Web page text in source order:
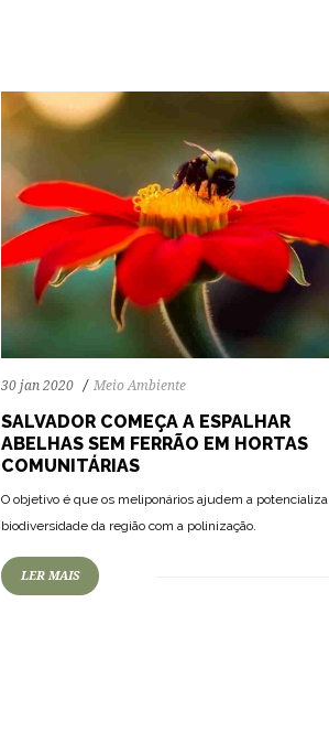
30 jan 2020 Meio Ambiente
SALVADOR COMEÇA A ESPALHAR
ABELHAS SEM FERRÃO EM HORTAS
COMUNITÁRIAS
O objetivo é que os meliponários ajudem a
biodiversidade da região com a polinização.
LER MAIS